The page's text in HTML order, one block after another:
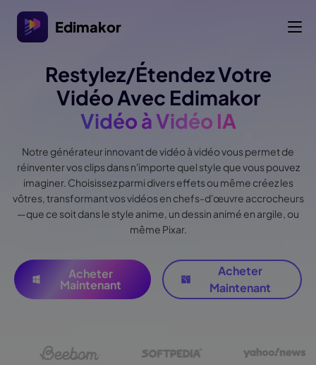
Edimakor
Restylez/Étendez Votre
Vidéo Avec Edimakor
Vidéo à Vidéo IA
Notre générateur innovant de vidéo à vidéo vous permet de
réinventer vos clips dans n'importe quel style que vous pouvez
imaginer. Choisissez parmi divers effets ou même créez les
vôtres, transformant vos vidéos en chefs-d'œuvre accrocheurs
—que ce soit dans le style anime, un dessin animé en argile, ou
même Pixar.
Acheter
Maintenant
Acheter
Maintenant